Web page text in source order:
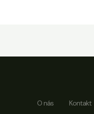
O nás Kontakt